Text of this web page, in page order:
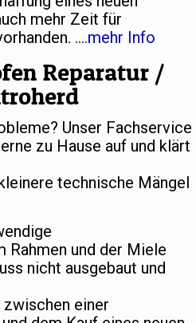
mehr Zeit für
….mehr Info
Reparatur /
Unser Fachservice
zu Hause auf und klärt
technische Mängel
Rahmen und der Miele
nicht ausgebaut und
einer